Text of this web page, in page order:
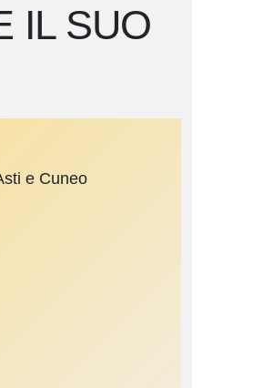
IL SUO
e Cuneo